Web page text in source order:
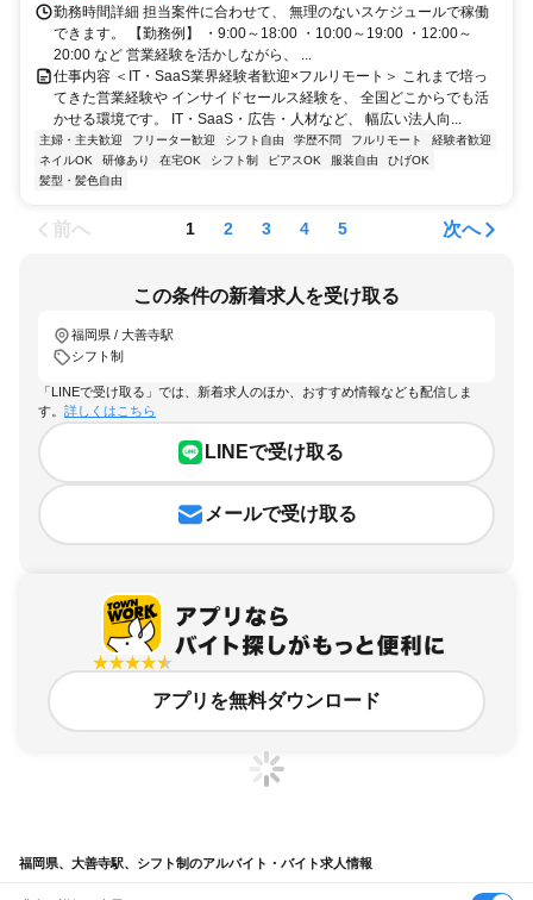
勤務時間詳細 担当案件に合わせて、 無理のないスケジュールで稼働
できます。 【勤務例】 ・9:00～18:00 ・10:00～19:00 ・12:00～
20:00 など 営業経験を活かしながら、 ...
仕事内容 ＜IT・SaaS業界経験者歓迎×フルリモート＞ これまで培っ
てきた営業経験や インサイドセールス経験を、 全国どこからでも活
かせる環境です。 IT・SaaS・広告・人材など、 幅広い法人向...
主婦・主夫歓迎 フリーター歓迎 シフト自由 学歴不問 フルリモート
経験者歓迎
ネイルOK
研修あり 在宅OK シフト制 ピアスOK 服装自由
ひげOK
髪型・髪色自由
前へ 1 2 3 4 5 次へ
この条件の新着求人を受け取る
福岡県 / 大善寺駅
シフト制
「LINEで受け取る」では、新着求人のほか、おすすめ情報なども配信しま
す。 詳しくはこちら
LINEで受け取る
メールで受け取る
アプリを無料ダウンロード
福岡県、大善寺駅、シフト制のアルバイト・バイト求人情報